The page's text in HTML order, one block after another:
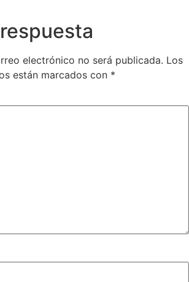
electrónico no será publicada. Los
están marcados con *